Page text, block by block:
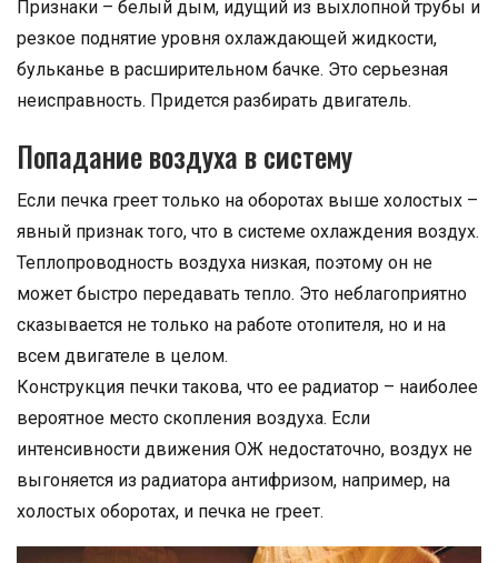
Признаки – белый дым, идущий из выхлопной трубы и
резкое поднятие уровня охлаждающей жидкости,
бульканье в расширительном бачке. Это серьезная
неисправность. Придется разбирать двигатель.
Попадание воздуха в систему
Если печка греет только на оборотах выше холостых –
явный признак того, что в системе охлаждения воздух.
Теплопроводность воздуха низкая, поэтому он не
может быстро передавать тепло. Это неблагоприятно
сказывается не только на работе отопителя, но и на
всем двигателе в целом.
Конструкция печки такова, что ее радиатор – наиболее
вероятное место скопления воздуха. Если
интенсивности движения ОЖ недостаточно, воздух не
выгоняется из радиатора антифризом, например, на
холостых оборотах, и печка не греет.